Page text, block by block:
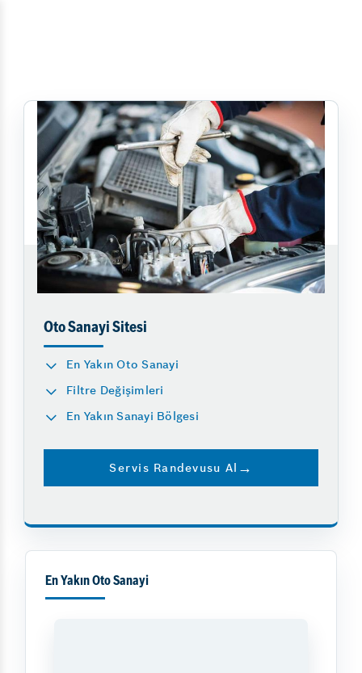
Oto Sanayi Sitesi
En Yakın Oto Sanayi
Filtre Değişimleri
En Yakın Sanayi Bölgesi
Servis Randevusu Al
En Yakın Oto Sanayi